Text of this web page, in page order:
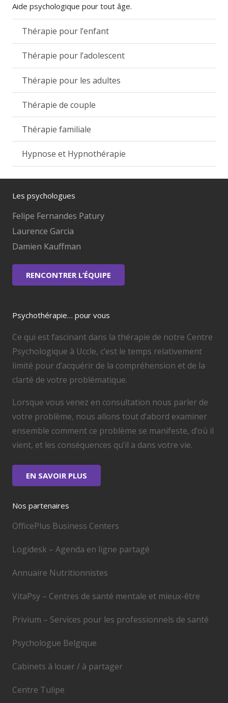
Aide psychologique pour tout âge.
Thérapie pour l’enfant
Thérapie pour l’adolescent
Thérapie pour les adultes
Thérapie de couple
Thérapie familiale
Hypnose et Hypnothérapie
Les psychologues
Felipe Fernandes Patury
Laurence Garcia
Damien Kauffman
RENCONTRER L’ÉQUIPE
Psychothérapie… pour vous
Ce qui est fascinant dans la thérapie de notre Centre
Psychologique à Uccle, c’est le temps relativement
limité pour d’acquérir de la compréhension et de la
clarté de votre problématique.
Lorsque vous venez en consultation nous parler de
votre problème, nous allons tout d’abord examiner
ensemble comment ce problème se manifeste, d’où il
vient, et les conséquences qu’il a dans votre vie.
EN SAVOIR PLUS
Nos partenaires
OfficePlus Business Centers
Logidesk – Agenda en ligne partagé
Annuaire Nutritionnistes
VitaPsy – Centres de santé mentale et mieux-être
Privium – Services pour les professionnels de santé
Psychologue Belgique
Cabinets à louer / à partager
Centre Tulipe